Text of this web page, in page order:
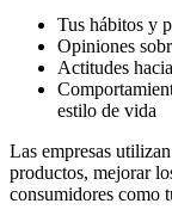
Tus hábitos y
Opiniones
Actitudes
estilo de vida
Las empresas
productos, mejorar
consumidores como